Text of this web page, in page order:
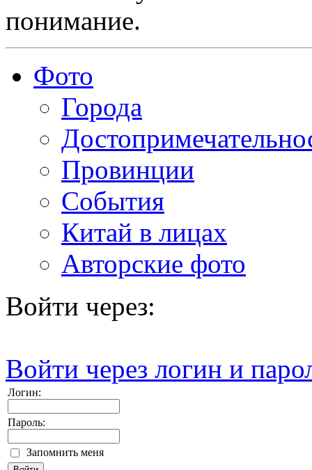
понимание.
Фото
Города
Провинции
События
Китай в лицах
Авторские фото
Войти через:
Войти через логин и
Логин:
Пароль:
Запомнить меня